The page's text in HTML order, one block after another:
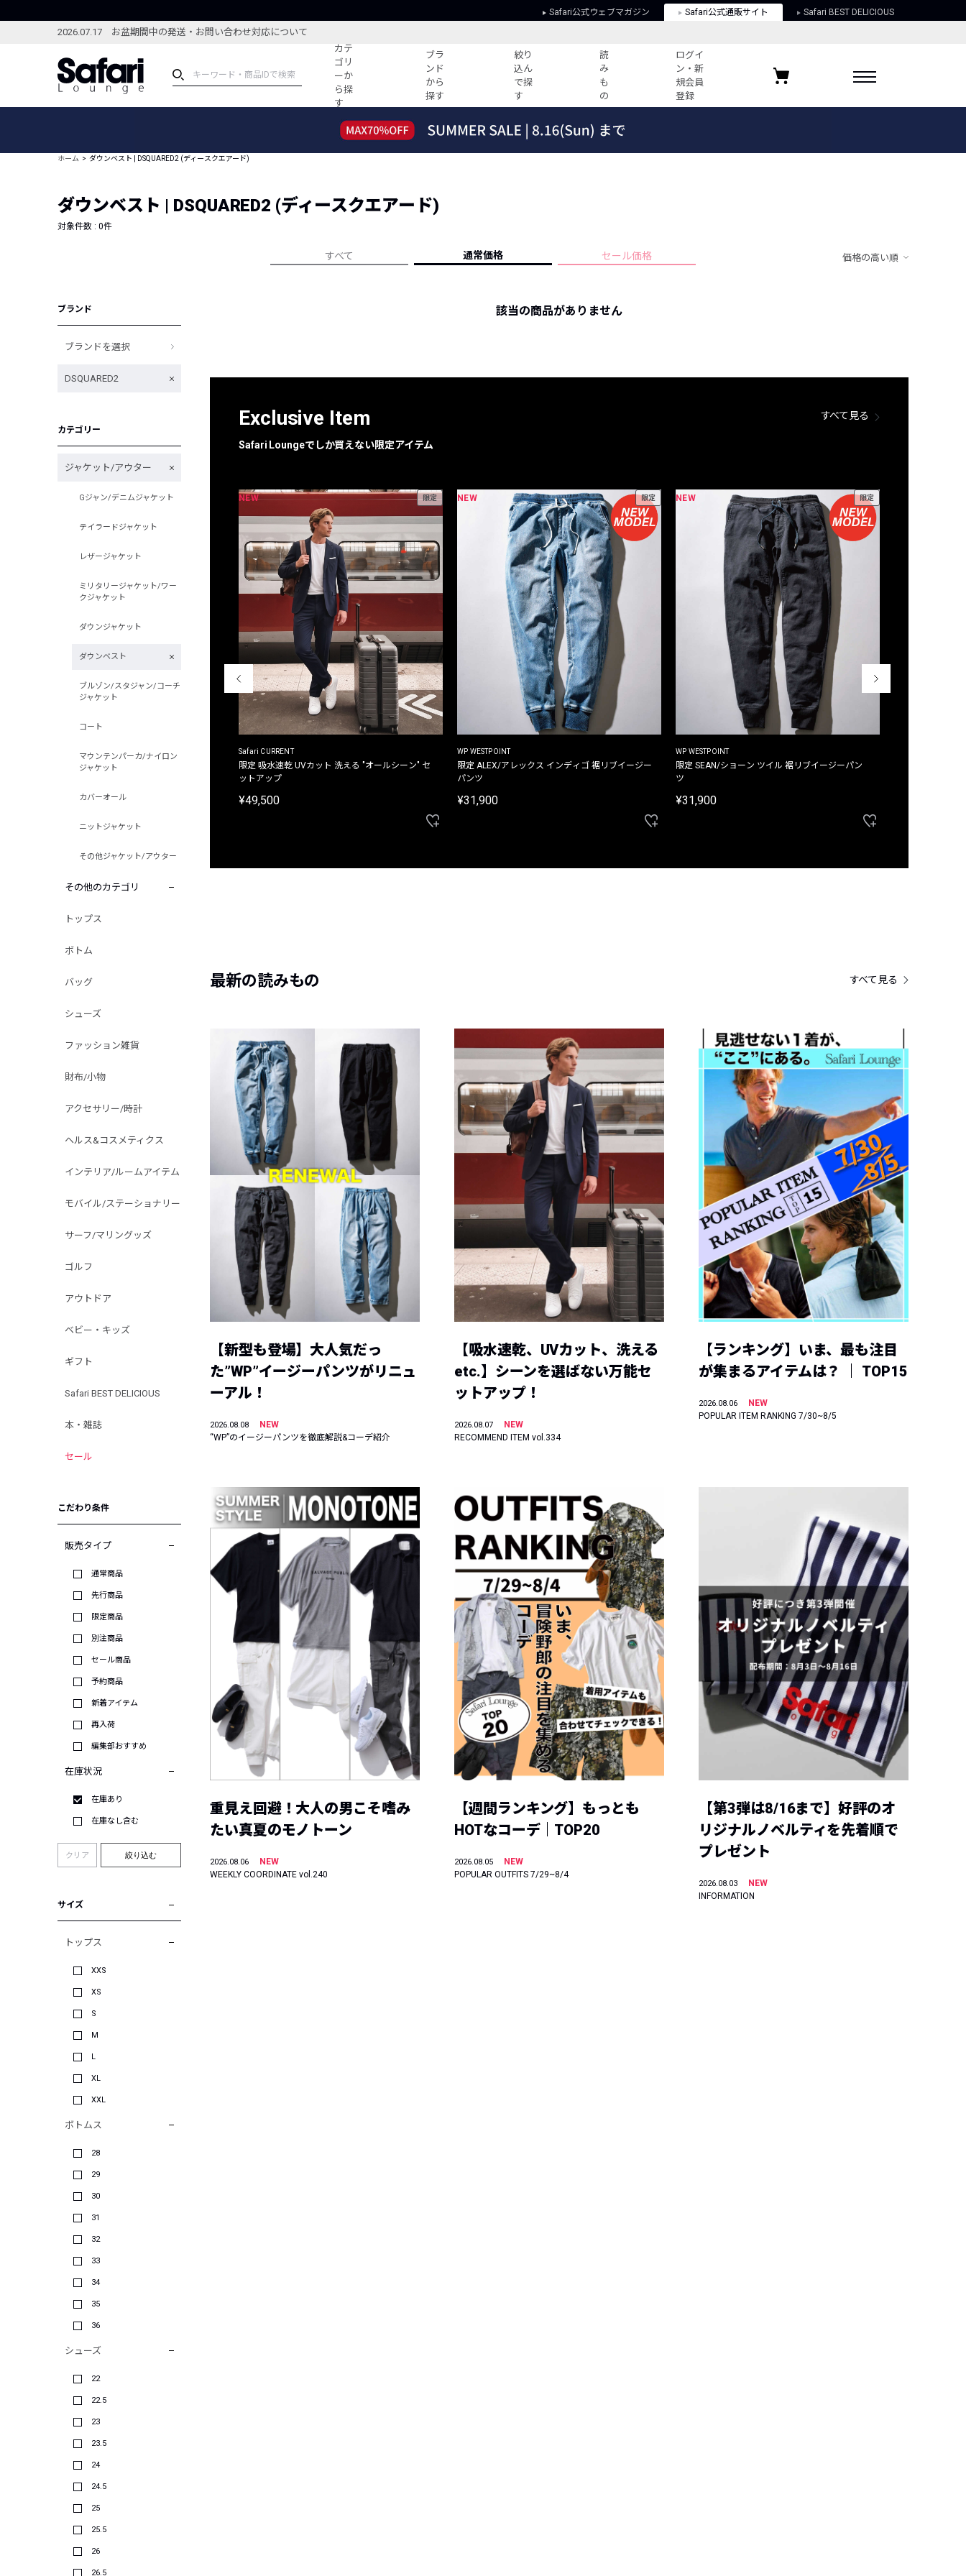
Safari公式ウェブマガジン Safari公式通販サイト Safari BEST DELICIOUS
2026.07.17 お盆期間中の発送・お問い合わせ対応について
カテ
ゴリ
ーか
ら探
す
ブラ
ンド
から
探す
絞り
込ん
で探
す
読
み
も
の
ログイ
ン・新
規会員
登録
ブランドから探す
新着アイテム
編集部のおすすめアイテム
特集記事
コーディネート
すべての記事
ーデ紹介
HOTなコーデ TOP20
人気記事ランキング
フォーカスブランド
プライバシーポリシー
お気に入りブランド
ホーム ダウンベスト | DSQUARED2 (ディースクエアード)
ダウンベスト | DSQUARED2 (ディースクエアード)
対象件数 : 0件
すべて 通常価格 セール価格 価格の高い順
ブランド
ブランドを選択
DSQUARED2
カテゴリー
ジャケット/アウター
Gジャン/デニムジャケット
テイラードジャケット
レザージャケット
ミリタリージャケット/ワー
クジャケット
ダウンジャケット
ダウンベスト
ブルゾン/スタジャン/コーチ
ジャケット
コート
マウンテンパーカ/ナイロン
ジャケット
カバーオール
ニットジャケット
その他ジャケット/アウター
その他のカテゴリ
トップス
ボトム
バッグ
シューズ
ファッション雑貨
財布/小物
アクセサリー/時計
ヘルス&コスメティクス
インテリア/ルームアイテム
モバイル/ステーショナリー
サーフ/マリングッズ
ゴルフ
アウトドア
ベビー・キッズ
ギフト
Safari BEST DELICIOUS
本・雑誌
セール
こだわり条件
販売タイプ
通常商品
先行商品
限定商品
別注商品
セール商品
予約商品
新着アイテム
再入荷
編集部おすすめ
在庫状況
在庫あり
在庫なし含む
クリア 絞り込む
サイズ
トップス
XXS
XS
S
M
L
XL
XXL
ボトムス
28
29
30
31
32
33
34
35
36
シューズ
22
22.5
23
23.5
24
24.5
25
25.5
26
26.5
該当の商品がありません
Exclusive Item
Safari Loungeでしか買えない限定アイテム
すべて見る
別注限定 フード付き チェックシャツジャケット
NEW 限定
Safari CURRENT
限定 吸水速乾 UVカット 洗える "オールシーン" セ
ットアップ
¥49,500
NEW 限定
WP WESTPOINT
限定 ALEX/アレックス インディゴ 裾リブイージー
パンツ
¥31,900
NEW 限定
WP WESTPOINT
限定 SEAN/ショーン ツイル 裾リブイージーパン
ツ
¥31,900
最新の読みもの すべて見る
【新型も登場】大人気だっ
た”WP”イージーパンツがリニュ
ーアル！
2026.08.08
NEW
“WP”のイージーパンツを徹底解説&コーデ紹介
【吸水速乾、UVカット、洗える
etc.】シーンを選ばない万能セ
ットアップ！
2026.08.07
NEW
RECOMMEND ITEM vol.334
【ランキング】いま、最も注目
が集まるアイテムは？ ｜ TOP15
2026.08.06
NEW
POPULAR ITEM RANKING 7/30~8/5
重見え回避！大人の男こそ嗜み
たい真夏のモノトーン
2026.08.06
NEW
WEEKLY COORDINATE vol.240
【週間ランキング】もっとも
HOTなコーデ｜TOP20
2026.08.05
NEW
POPULAR OUTFITS 7/29~8/4
【第3弾は8/16まで】好評のオ
リジナルノベルティを先着順で
プレゼント
2026.08.03
NEW
INFORMATION